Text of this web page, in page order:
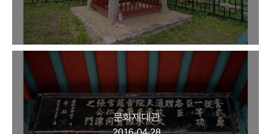
문화재대관